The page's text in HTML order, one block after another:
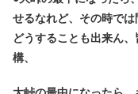
せるなれど、その時では
どうすることも出来ん
構、